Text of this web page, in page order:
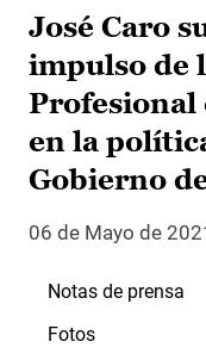
José Caro
impulso de
Profesional
en la
Gobierno
06 de Mayo de
Notas de prensa
Fotos